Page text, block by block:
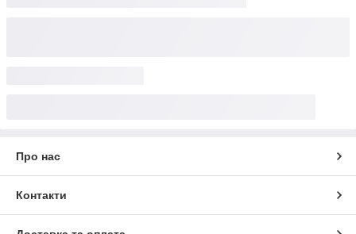
Про нас
Контакти